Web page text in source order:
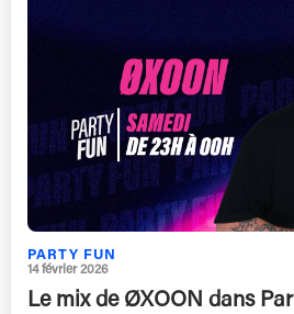
PARTY FUN
14 février 2026
Le mix de ØXOON dans